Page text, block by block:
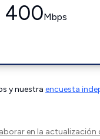
400Mbps
y nuestra encuesta
en la actualización